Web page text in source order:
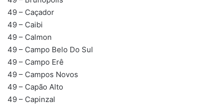
49 – Caçador
49 – Caibi
49 – Calmon
49 – Campo Belo Do Sul
49 – Campo Erê
49 – Campos Novos
49 – Capão Alto
49 – Capinzal